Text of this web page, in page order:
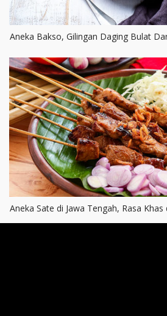
Aneka Bakso, Gilingan Daging Bulat
Aneka Sate di Jawa Tengah, Rasa